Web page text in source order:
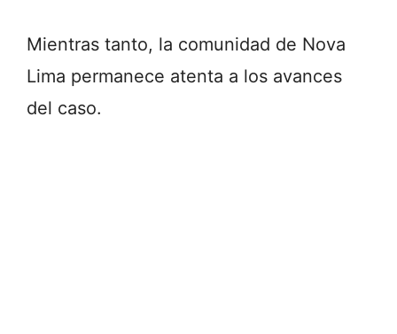
Mientras tanto, la comunidad de Nova
Lima permanece atenta a los avances
del caso.